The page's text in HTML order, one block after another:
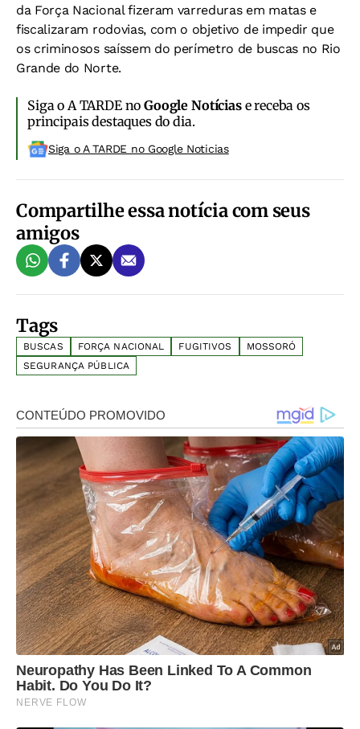
da Força Nacional fizeram varreduras em matas e
fiscalizaram rodovias, com o objetivo de impedir que
os criminosos saíssem do perímetro de buscas no Rio
Grande do Norte.
Siga o A TARDE noGoogle Notíciase receba os
principais destaques do dia.
Siga o A TARDE no Google Noticias
Compartilhe essa notícia com seus
amigos
Tags
BUSCAS FORÇA NACIONAL FUGITIVOS
MOSSORÓ
SEGURANÇA PÚBLICA